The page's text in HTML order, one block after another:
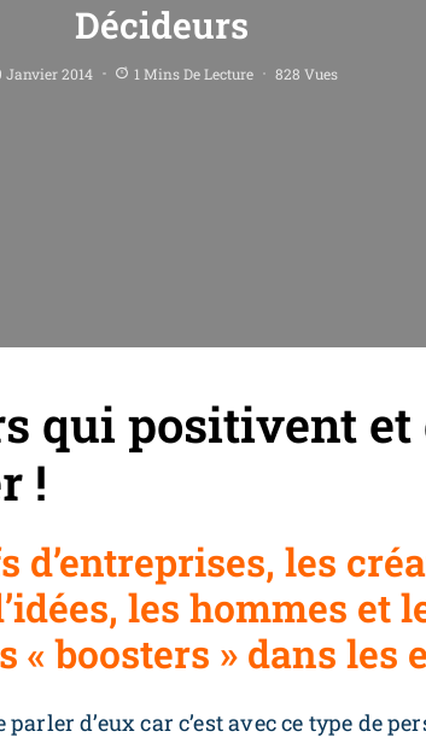
Décideurs
Janvier 2014 1 Mins De Lecture 828 Vues
qui positivent
!
d’entreprises, les
les hommes et
« boosters » dans les
d’eux car c’est avec ce type de